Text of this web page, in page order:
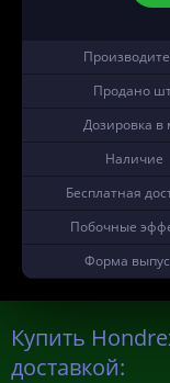
Продано
Дозировка в
Наличие
Бесплатная
Побочные
Форма
Купить
доставкой: